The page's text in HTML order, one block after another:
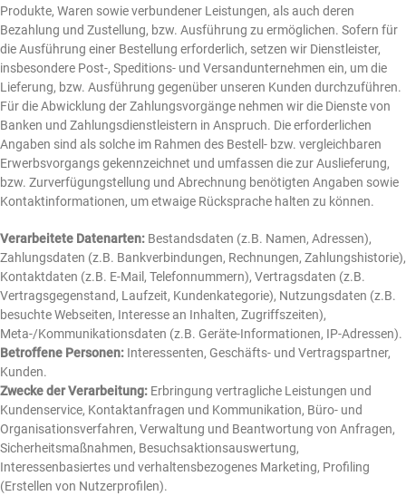
Produkte, Waren sowie verbundener Leistungen, als auch deren
Bezahlung und Zustellung, bzw. Ausführung zu ermöglichen. Sofern für
die Ausführung einer Bestellung erforderlich, setzen wir Dienstleister,
insbesondere Post-, Speditions- und Versandunternehmen ein, um die
Lieferung, bzw. Ausführung gegenüber unseren Kunden durchzuführen.
Für die Abwicklung der Zahlungsvorgänge nehmen wir die Dienste von
Banken und Zahlungsdienstleistern in Anspruch. Die erforderlichen
Angaben sind als solche im Rahmen des Bestell- bzw. vergleichbaren
Erwerbsvorgangs gekennzeichnet und umfassen die zur Auslieferung,
bzw. Zurverfügungstellung und Abrechnung benötigten Angaben sowie
Kontaktinformationen, um etwaige Rücksprache halten zu können.
Verarbeitete Datenarten: Bestandsdaten (z.B. Namen, Adressen),
Zahlungsdaten (z.B. Bankverbindungen, Rechnungen, Zahlungshistorie),
Kontaktdaten (z.B. E-Mail, Telefonnummern), Vertragsdaten (z.B.
Vertragsgegenstand, Laufzeit, Kundenkategorie), Nutzungsdaten (z.B.
besuchte Webseiten, Interesse an Inhalten, Zugriffszeiten),
Meta-/Kommunikationsdaten (z.B. Geräte-Informationen, IP-Adressen).
Betroffene Personen: Interessenten, Geschäfts- und Vertragspartner,
Kunden.
Zwecke der Verarbeitung: Erbringung vertragliche Leistungen und
Kundenservice, Kontaktanfragen und Kommunikation, Büro- und
Organisationsverfahren, Verwaltung und Beantwortung von Anfragen,
Sicherheitsmaßnahmen, Besuchsaktionsauswertung,
Interessenbasiertes und verhaltensbezogenes Marketing, Profiling
(Erstellen von Nutzerprofilen).